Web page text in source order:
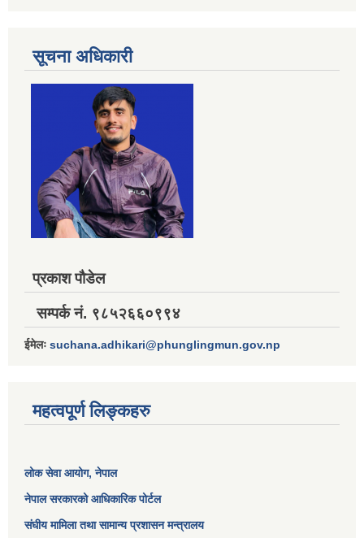
सूचना अधिकारी
प्रकाश पौडेल
सम्पर्क नं. ९८५२६६०९९४
ईमेलः suchana.adhikari@phunglingmun.gov.np
महत्वपूर्ण लिङ्कहरु
लोक सेवा आयोग, नेपाल
नेपाल सरकारको आधिकारिक पोर्टल
संघीय मामिला तथा सामान्य प्रशासन मन्त्रालय